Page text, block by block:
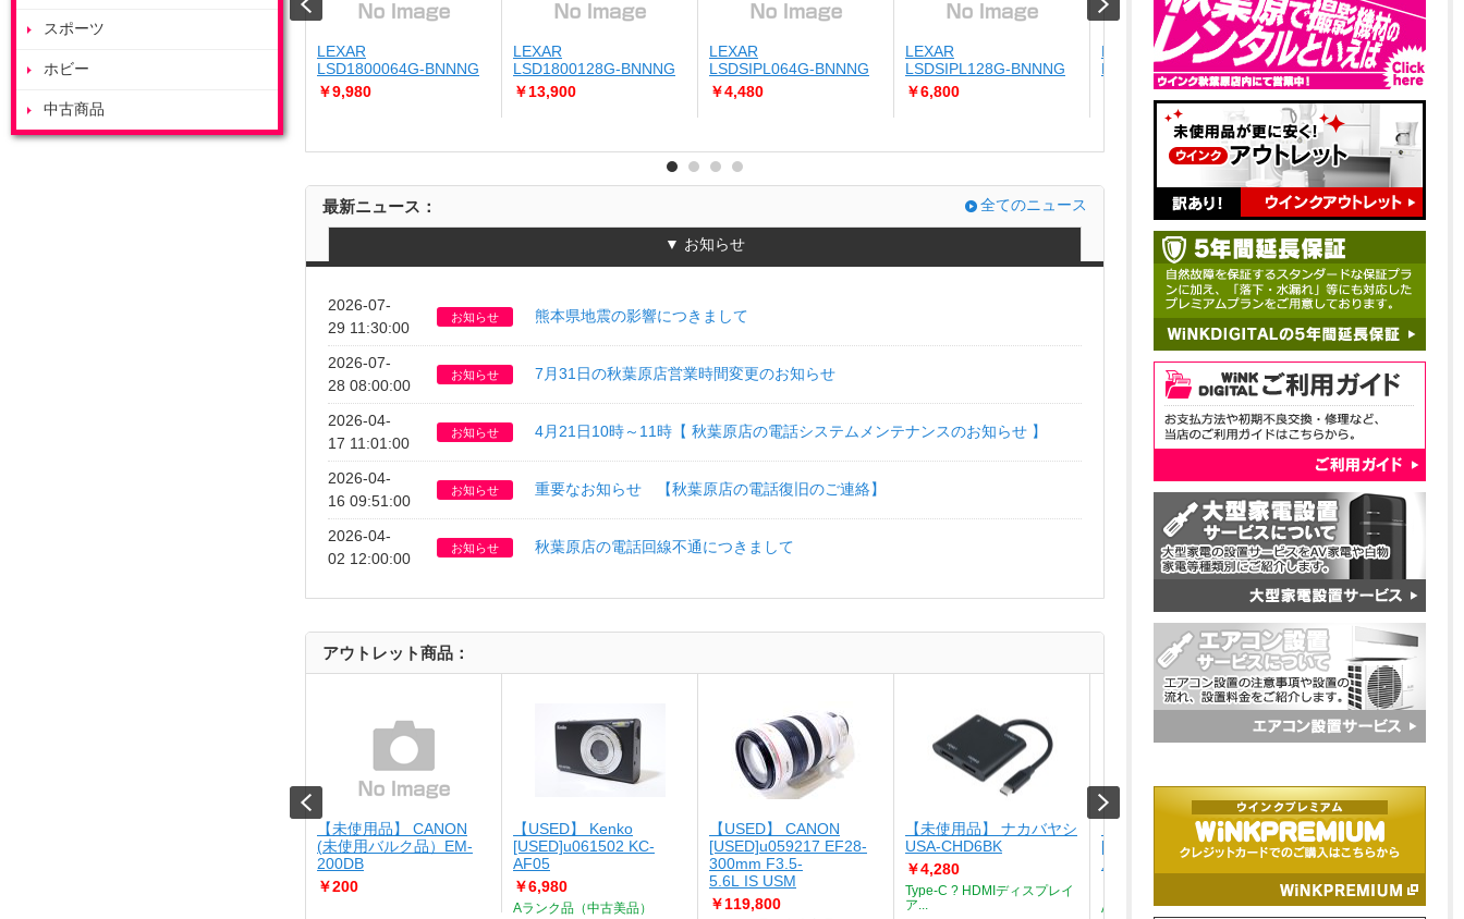
スポーツ
ホビー
中古商品
暖房除湿タイ
...
プ ルームエア...
LEXAR
LSD1800064G-BNNNG
￥9,980
LEXAR
LSD1800128G-BNNNG
￥13,900
LEXAR
LSDSIPL064G-BNNNG
￥4,480
LEXAR
LSDSIPL128G-BNNNG
￥6,800
LSDSIPL256G-BNNNG
￥19,800
Audio-technica
ATH-SQ1TW2NC-WCM
￥9,801
どんな瞬間も、私らしく彩
る。気分を上げる...
最新ニュース： 全てのニュース
▼ お知らせ
2026-07-
29 11:30:00
お知らせ 熊本県地震の影響につきまして
2026-07-
28 08:00:00
お知らせ 7月31日の秋葉原店営業時間変更のお知らせ
2026-04-
17 11:01:00
お知らせ 4月21日10時～11時【 秋葉原店の電話システムメンテナンスのお知らせ 】
2026-04-
16 09:51:00
お知らせ 重要なお知らせ 【秋葉原店の電話復旧のご連絡】
2026-04-
02 12:00:00
お知らせ 秋葉原店の電話回線不通につきまして
アウトレット商品：
【未使用品】 CANON
(未使用バルク品）EM-
200DB
￥200
【USED】 Kenko
[USED]u061502 KC-
AF05
￥6,980
Aランク品（中古美品）
【USED】 CANON
[USED]u059217 EF28-
300mm F3.5-
5.6L IS USM
￥119,800
【未使用品】 ナカバヤシ
USA-CHD6BK
￥4,280
Type-C ? HDMIディスプレイ
ア...
【USED】 APPLE
[USED]u059147 iPhone15 Pro 1TB [ブ
ルーチタニウム]
Aランク品（中古美品）
【USED】 NIKON
[USED]u059252
バー]
￥15,800